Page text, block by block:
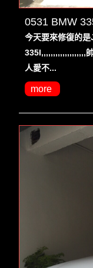
0531 BMW
今天要來修復的
335I,,,,,,,,,,,,,,,,,,,
人愛不...
more